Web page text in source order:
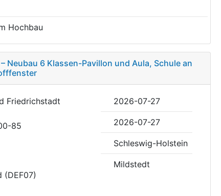
Hochbau
Neubau 6 Klassen-Pavillon und Aula, Schule an
Friedrichstadt
85
(DEF07)
2026-07-27
2026-07-27
Schleswig-Holstein
Mildstedt